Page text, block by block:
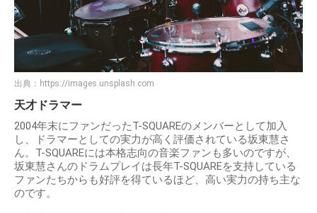
出典： https://images.unsplash.com
天才ドラマー
2004年末にファンだったT-SQUAREのメンバーとして加入
し、ドラマーとしての実力が高く評価されている坂東慧さ
ん。T-SQUAREには本格志向の音楽ファンも多いのですが、
坂東慧さんのドラムプレイは長年T-SQUAREを支持している
ファンたちからも好評を得ているほど、高い実力の持ち主な
のです。